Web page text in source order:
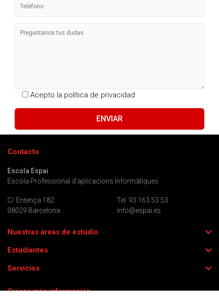
Acepto la política de privacidad
Contacto
Escola Espai
Escola Professional d'aplicacions Informàtiques
C/ Entença 182
08029 Barcelona
Tel. 93 163 53 53
info@espai.es
Nuestras áreas de estudio
Estudiantes
Servicios
Quiero más información